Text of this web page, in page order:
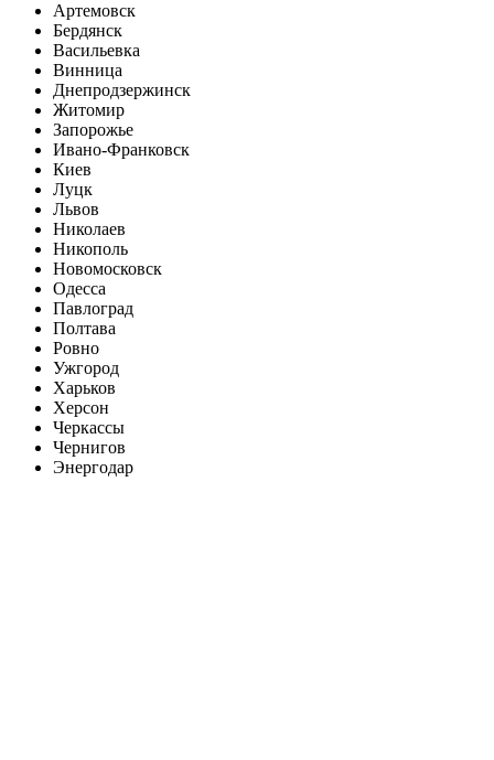
Артемовск
Бердянск
Васильевка
Винница
Днепродзержинск
Житомир
Запорожье
Ивано-Франковск
Киев
Луцк
Львов
Николаев
Никополь
Новомосковск
Одесса
Павлоград
Полтава
Ровно
Ужгород
Харьков
Херсон
Черкассы
Чернигов
Энергодар